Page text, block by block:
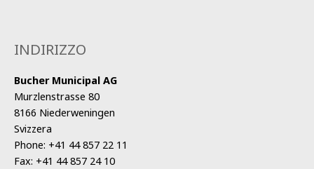
INDIRIZZO
Bucher Municipal AG
Murzlenstrasse 80
8166 Niederweningen
Svizzera
Phone: +41 44 857 22 11
Fax: +41 44 857 24 10